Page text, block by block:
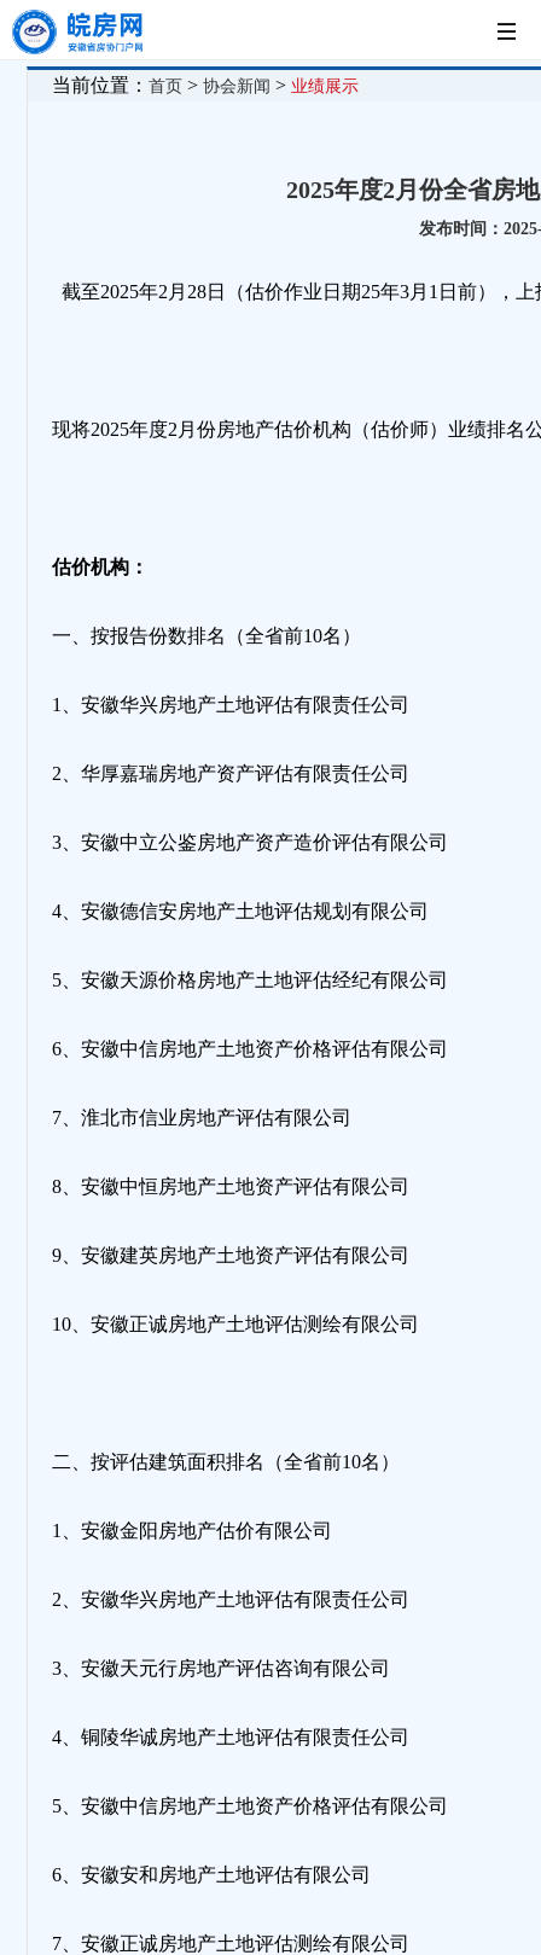
首
当前位置：首页 >协会新闻 > 业绩展示
2025年度2月份全省房
发布时间：
截至2025年2月28日（估价作业日期25年3月1日前），
现将2025年度2月份房地产估价机构（估价师）业绩排名
估价机构：
一、按报告份数排名（全省前10名）
1、安徽华兴房地产土地评估有限责任公司
2、华厚嘉瑞房地产资产评估有限责任公司
3、安徽中立公鉴房地产资产造价评估有限公司
4、安徽德信安房地产土地评估规划有限公司
5、安徽天源价格房地产土地评估经纪有限公司
6、安徽中信房地产土地资产价格评估有限公司
7、淮北市信业房地产评估有限公司
8、安徽中恒房地产土地资产评估有限公司
9、安徽建英房地产土地资产评估有限公司
10、安徽正诚房地产土地评估测绘有限公司
二、按评估建筑面积排名（全省前10名）
1、安徽金阳房地产估价有限公司
2、安徽华兴房地产土地评估有限责任公司
3、安徽天元行房地产评估咨询有限公司
4、铜陵华诚房地产土地评估有限责任公司
5、安徽中信房地产土地资产价格评估有限公司
6、安徽安和房地产土地评估有限公司
7、安徽正诚房地产土地评估测绘有限公司